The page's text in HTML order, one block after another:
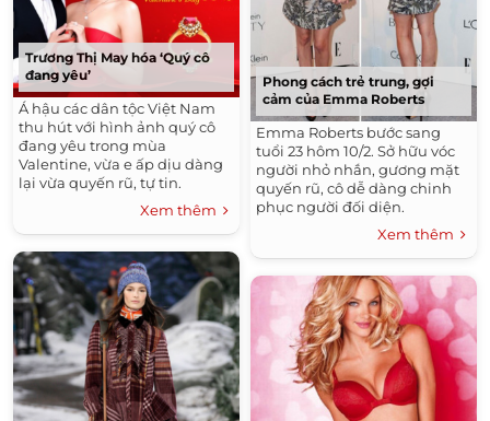
Trương Thị May hóa ‘Quý cô
đang yêu’
Á hậu các dân tộc Việt Nam
thu hút với hình ảnh quý cô
đang yêu trong mùa
Valentine, vừa e ấp dịu dàng
lại vừa quyến rũ, tự tin.
Xem thêm
Phong cách trẻ trung, gợi
cảm của Emma Roberts
Emma Roberts bước sang
tuổi 23 hôm 10/2. Sở hữu vóc
người nhỏ nhắn, gương mặt
quyến rũ, cô dễ dàng chinh
phục người đối diện.
Xem thêm